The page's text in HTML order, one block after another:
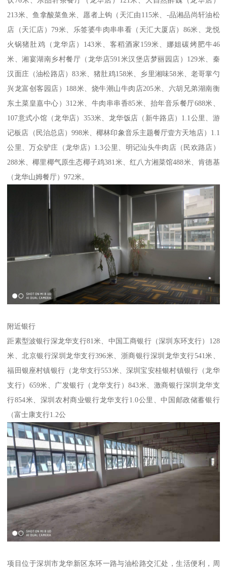
213米、鱼拿酸菜鱼米、愿者上钩（天汇由115米、-品湘品尚轩油松
店（天汇店）79米、乐签婆牛肉串串看（天汇大厦店）86米、龙悦
火锅猪肚鸡（龙华店）143米、客稻酒家159米、娜姐碳烤肥牛46
米、湘宴湖南乡村餐厅（龙华店591米汉堡店梦丽园店）129米、秦
汉面庄（油松路店）83米、猪肚鸡158米、乡里湘味58米、老哥掌勺
兴龙富创客园店）188米、烧牛潮山牛肉店205米、六胡兄弟湖南衡
东土菜皇嘉中心）312米、牛肉串串香85米、抬年音乐餐厅688米、
107意式小馆（龙华店）353米、龙华饭店（新牛路店）1.1公里、游
记板店（民治总店）998米、椰林印象音乐主题餐厅壹方天地店）1.1
公里、万众驴庄（龙华店）1.3公里、明记汕头牛肉店（民欢路店）
288米、椰里椰气原生态椰子鸡381米、红八方湘菜馆488米、肯德基
（龙华山姆餐厅）972米。
附近银行
距素型波银行深龙华支行81米、中国工商银行（深圳东环支行）128
米、北京银行深圳龙华支行396米、浙商银行深圳龙华支行541米、
福田银座村镇银行（龙华支行553米、深圳宝安桂银村镇银行（龙华
支行）659米、广发银行（龙华支行）843米、激商银行深圳龙华支
行854米、深圳农村商业银行龙华支行1.0公里、中国邮政储蓄银行
（富士康支行1.2公
项目位于深圳市龙华新区东环一路与油松路交汇处，生活便利，周